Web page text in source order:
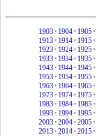
1903• 1904• 1905•
1913• 1914• 1915•
1923• 1924• 1925•
1933• 1934• 1935•
1943• 1944• 1945•
1953• 1954• 1955•
1963• 1964• 1965•
1973• 1974• 1975•
1983• 1984• 1985•
1993• 1994• 1995•
2003•2004•2005•
2013•2014•2015•